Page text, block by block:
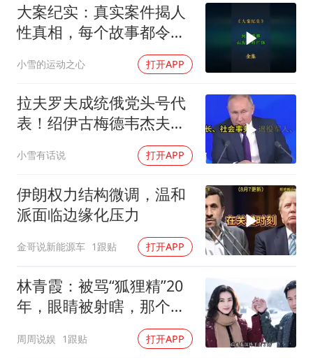
王艺迪无缘横滨赛决赛
上海大部迎大暴雨
构建更高水平的全民健身公共服务体系
大案纪实：真实案件揭人
性真相，每个故事都令人
小雪的运动之心 打开APP
拉夫罗夫成统俄党头号代
表！绍伊古梅德韦杰夫双
双出局，普京这步棋你看
懂了吗
小雪有话说 打开APP
伊朗权力结构微调，温和
派面临边缘化压力
金哥说新能源车 1跟贴 打开APP
林青霞：被骂“狐狸精”20
年，眼睛被射瞎，那个男
人只问了一句“谁来出机票
钱？”
周周说娱 1跟贴 打开APP